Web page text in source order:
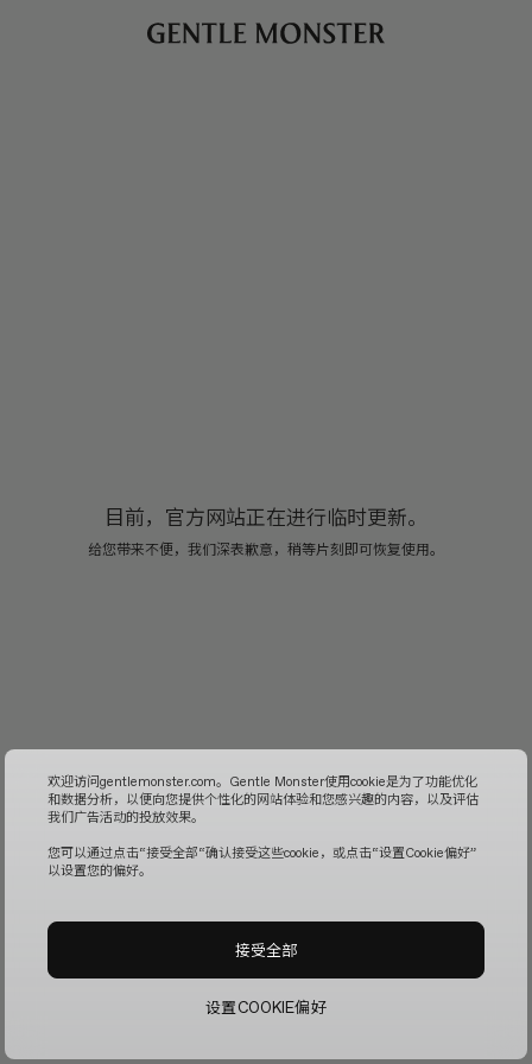
目前，官方网站正在进行临时更新。
给您带来不便，我们深表歉意，稍等片刻即可恢复使用。
欢迎访问gentlemonster.com。Gentle Monster使用cookie是为了功能优化
和数据分析，以便向您提供个性化的网站体验和您感兴趣的内容，以及评估
我们广告活动的投放效果。
您可以通过点击“接受全部“确认接受这些cookie，或点击“设置Cookie偏好”
以设置您的偏好。
设置COOKIE偏好
接受全部